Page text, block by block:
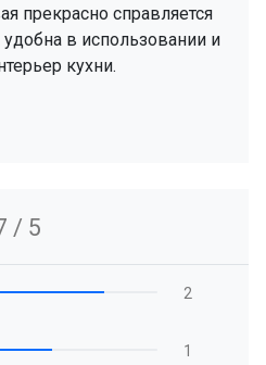
прекрасно справляется
в использовании и
кухни.
/ 5
2
1